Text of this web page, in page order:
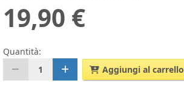
19,90 €
Quantità:
1
Aggiungi al carrello